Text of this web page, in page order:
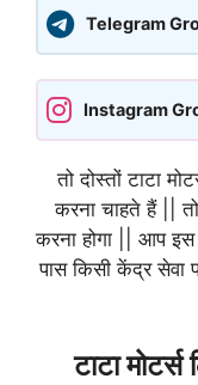
Telegram
Instagram
तो दोस्तों टाटा
करना चाहते हैं ||
करना होगा || आप
पास किसी केंद्र सेवा
टाटा